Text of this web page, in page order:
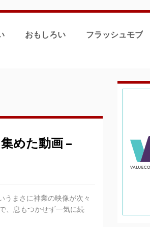
おもしろい フラッシュモブ
めた動画 –
うまさに神業の映像が次々
、息もつかせず一気に続